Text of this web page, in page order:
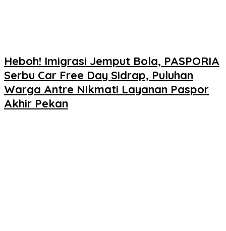
Heboh! Imigrasi Jemput Bola, PASPORIA
Serbu Car Free Day Sidrap, Puluhan
Warga Antre Nikmati Layanan Paspor
Akhir Pekan